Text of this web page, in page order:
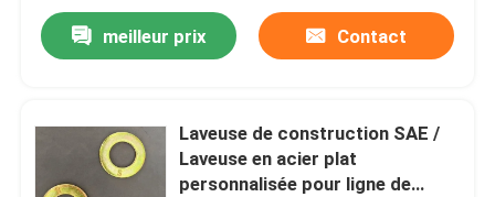
meilleur prix Contact
Laveuse de construction SAE /
Laveuse en acier plat
personnalisée pour ligne de